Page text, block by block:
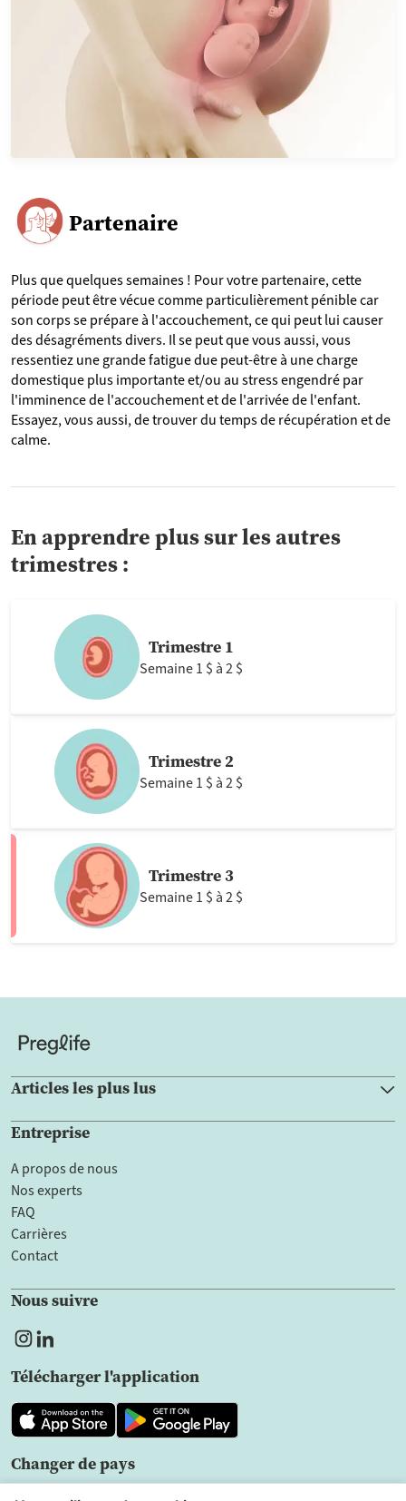
Partenaire
Plus que quelques semaines ! Pour votre partenaire, cette
période peut être vécue comme particulièrement pénible car
son corps se prépare à l'accouchement, ce qui peut lui causer
des désagréments divers. Il se peut que vous aussi, vous
ressentiez une grande fatigue due peut-être à une charge
domestique plus importante et/ou au stress engendré par
l'imminence de l'accouchement et de l'arrivée de l'enfant.
Essayez, vous aussi, de trouver du temps de récupération et de
calme.
En apprendre plus sur les autres
trimestres :
Trimestre 1
Semaine 1 $ à 2 $
Trimestre 2
Semaine 1 $ à 2 $
Trimestre 3
Semaine 1 $ à 2 $
Articles les plus lus
Entreprise
A propos de nous
Nos experts
FAQ
Carrières
Contact
Nous suivre
Télécharger l'application
Changer de pays